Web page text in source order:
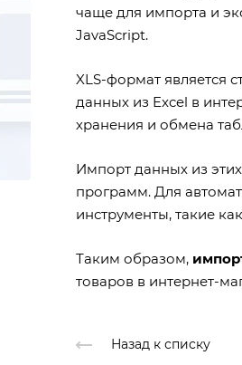
чаще для импорта и
JavaScript.
XLS-формат является
данных из Excel в
хранения и обмена
Импорт данных из
программ. Для
инструменты, такие
Таким образом,
товаров в интернет-
Назад к списку